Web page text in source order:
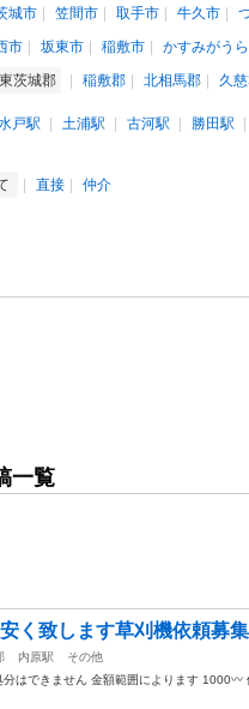
城市 笠間市 取手市 牛久市
市 坂東市 稲敷市 かすみがう
東茨城郡 稲敷郡 北相馬郡 久
戸駅 土浦駅 古河駅 勝田駅
直接 仲介
一覧
く致します草刈機依頼募
内原駅
その他
はできません 金額範囲によります 1000〰️